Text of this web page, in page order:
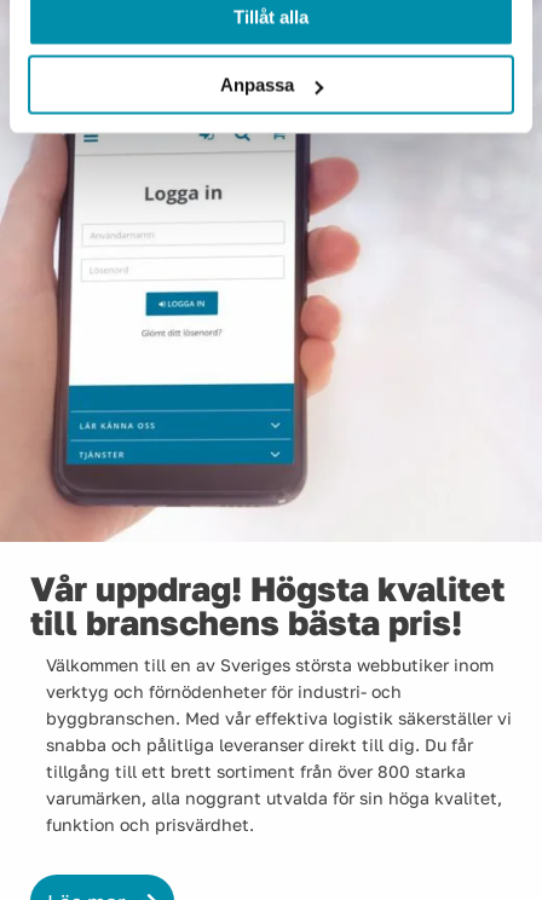
Tillåt alla
Anpassa
Vår uppdrag! Högsta kvalitet
till branschens bästa pris!
Välkommen till en av Sveriges största webbutiker inom
verktyg och förnödenheter för industri- och
byggbranschen. Med vår effektiva logistik säkerställer vi
snabba och pålitliga leveranser direkt till dig. Du får
tillgång till ett brett sortiment från över 800 starka
varumärken, alla noggrant utvalda för sin höga kvalitet,
funktion och prisvärdhet.